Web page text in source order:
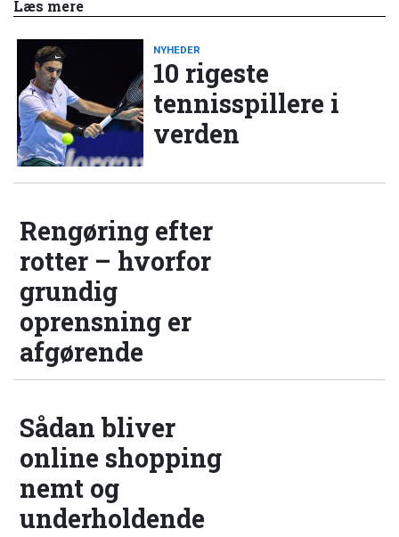
Læs mere
NYHEDER
10 rigeste
tennisspillere i
verden
Rengøring efter
rotter – hvorfor
grundig
oprensning er
afgørende
Sådan bliver
online shopping
nemt og
underholdende